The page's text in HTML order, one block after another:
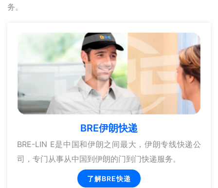
务。
BRE伊朗快递
BRE-LIN E是中国和伊朗之间最大，伊朗专线快递公
司，专门从事从中国到伊朗的门到门快递服务。
了解BRE快递